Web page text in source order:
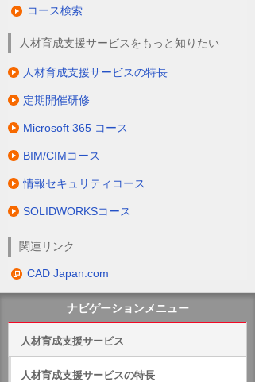
コース検索
人材育成支援サービスをもっと知りたい
人材育成支援サービスの特長
定期開催研修
Microsoft 365 コース
BIM/CIMコース
情報セキュリティコース
SOLIDWORKSコース
関連リンク
CAD Japan.com
ナビゲーションメニュー
人材育成支援サービス
人材育成支援サービスの特長